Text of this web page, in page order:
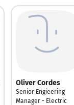
Oliver Cordes
Senior Engieering
Manager - Electric